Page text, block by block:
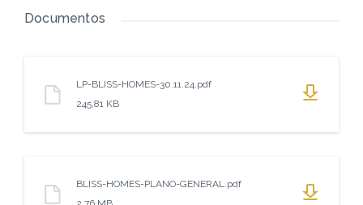
Documentos
LP-BLISS-HOMES-30.11.24.pdf
245,81 KB
BLISS-HOMES-PLANO-GENERAL.pdf